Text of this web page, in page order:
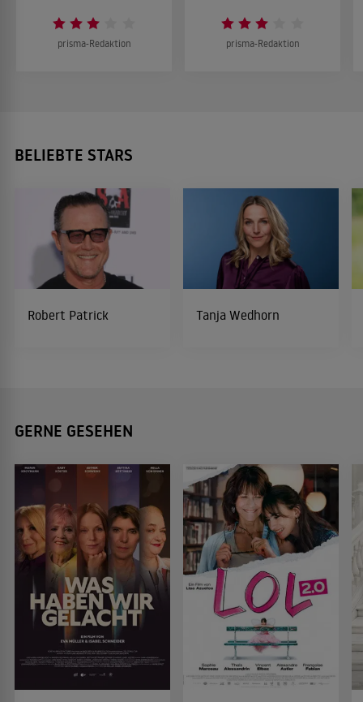
prisma-Redaktion prisma-Redaktion
BELIEBTE STARS
Robert Patrick Tanja Wedhorn
GERNE GESEHEN